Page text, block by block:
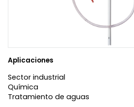
Aplicaciones
Sector industrial
Química
Tratamiento de aguas